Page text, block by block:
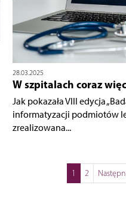
28.03.2025
W szpitalach coraz
Jak pokazała VIII edycja
informatyzacji podmiotów
zrealizowana...
1 2